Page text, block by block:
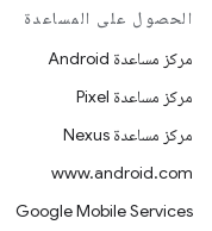
الحصول على المساعدة
مركز مساعدة Android
مركز مساعدة Pixel
مركز مساعدة Nexus
www.android.com
Google Mobile Services